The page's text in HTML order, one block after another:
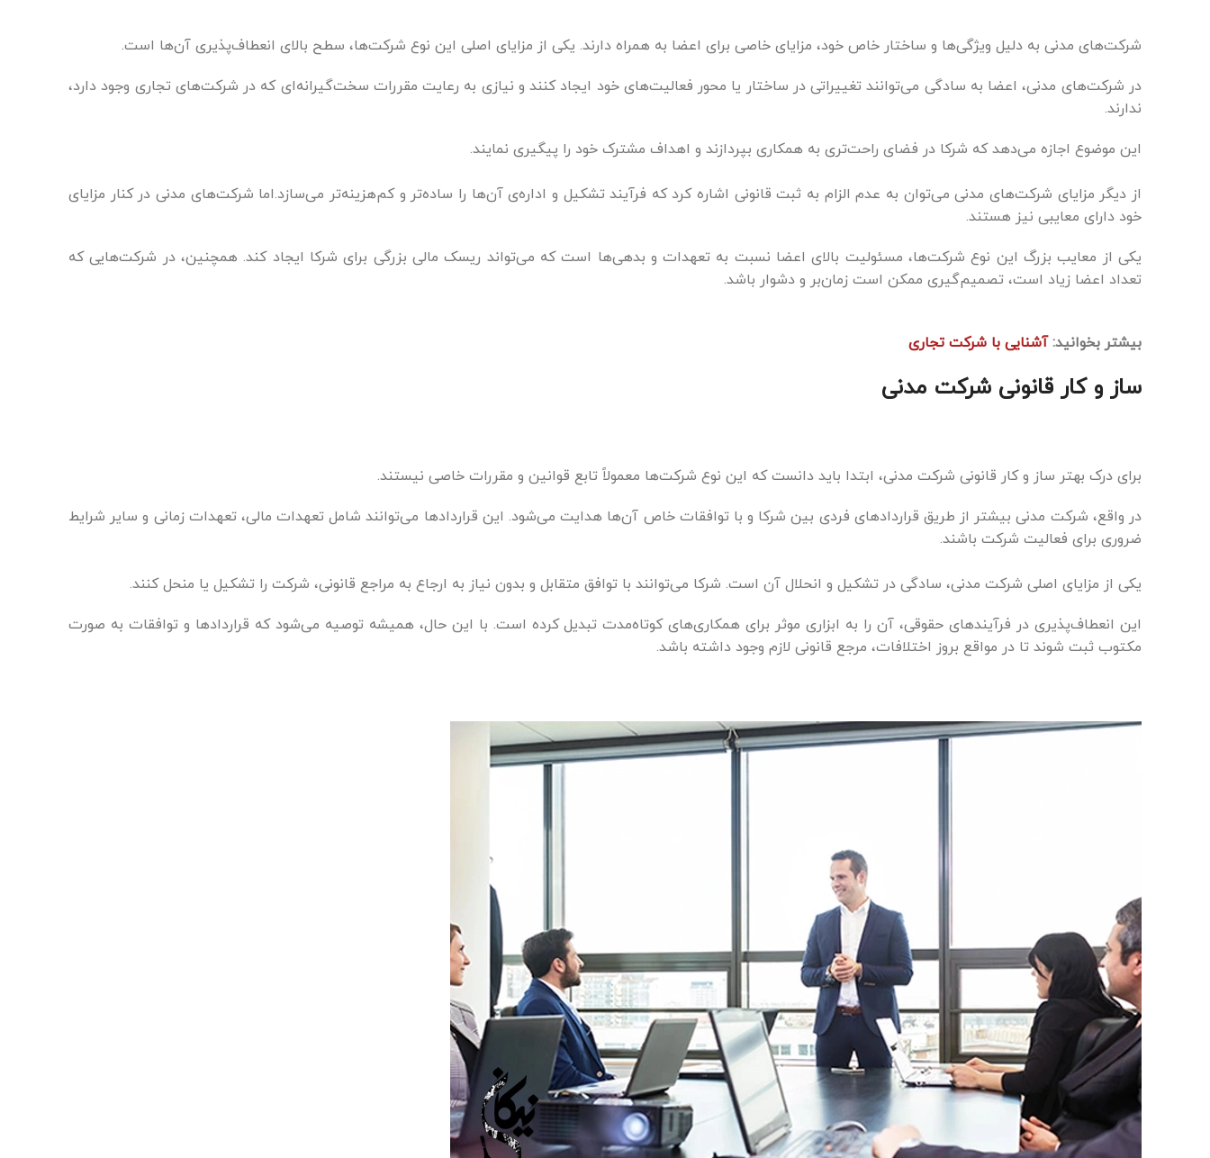
شرکت‌های مدنی به دلیل ویژگی‌ها و ساختار خاص خود، مزایای خاصی برای اعضا به همراه دارند. یکی از مزایای اصلی این نوع شرکت‌ها، سطح بالای انعطاف‌پذیری آن‌ها است.
در شرکت‌های مدنی، اعضا به سادگی می‌توانند تغییراتی در ساختار یا محور فعالیت‌های خود ایجاد کنند و نیازی به رعایت مقررات سخت‌گیرانه‌ای که در شرکت‌های تجاری وجود دارد،
ندارند.
این موضوع اجازه می‌دهد که شرکا در فضای راحت‌تری به همکاری بپردازند و اهداف مشترک خود را پیگیری نمایند.
از دیگر مزایای شرکت‌های مدنی می‌توان به عدم الزام به ثبت قانونی اشاره کرد که فرآیند تشکیل و اداره‌ی آن‌ها را ساده‌تر و کم‌هزینه‌تر می‌سازد.اما شرکت‌های مدنی در کنار مزایای
خود دارای معایبی نیز هستند.
یکی از معایب بزرگ این نوع شرکت‌ها، مسئولیت بالای اعضا نسبت به تعهدات و بدهی‌ها است که می‌تواند ریسک مالی بزرگی برای شرکا ایجاد کند. همچنین، در شرکت‌هایی که
تعداد اعضا زیاد است، تصمیم‌گیری ممکن است زمان‌بر و دشوار باشد.
بیشتر بخوانید:آشنایی با شرکت تجاری
ساز و کار قانونی شرکت مدنی
برای درک بهتر ساز و کار قانونی شرکت مدنی، ابتدا باید دانست که این نوع شرکت‌ها معمولاً تابع قوانین و مقررات خاصی نیستند.
در واقع، شرکت مدنی بیشتر از طریق قراردادهای فردی بین شرکا و با توافقات خاص آن‌ها هدایت می‌شود. این قراردادها می‌توانند شامل تعهدات مالی، تعهدات زمانی و سایر شرایط
ضروری برای فعالیت شرکت باشند.
یکی از مزایای اصلی شرکت مدنی، سادگی در تشکیل و انحلال آن است. شرکا می‌توانند با توافق متقابل و بدون نیاز به ارجاع به مراجع قانونی، شرکت را تشکیل یا منحل کنند.
این انعطاف‌پذیری در فرآیندهای حقوقی، آن را به ابزاری موثر برای همکاری‌های کوتاه‌مدت تبدیل کرده است. با این حال، همیشه توصیه می‌شود که قراردادها و توافقات به صورت
مکتوب ثبت شوند تا در مواقع بروز اختلافات، مرجع قانونی لازم وجود داشته باشد.